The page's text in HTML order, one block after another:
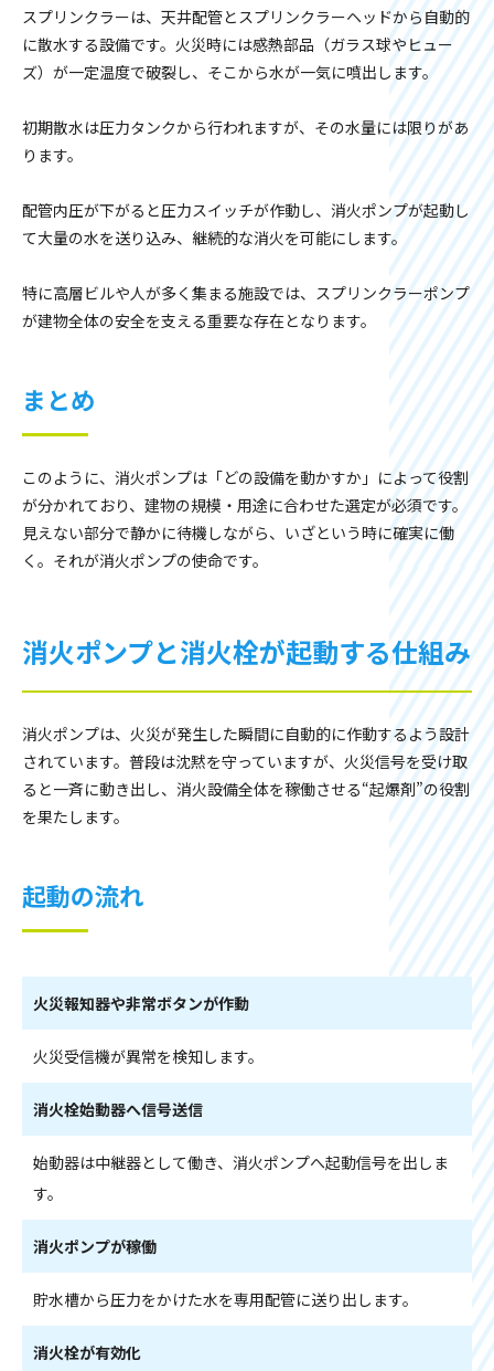
スプリンクラーは、天井配管とスプリンクラーヘッドから自動的
に散水する設備です。火災時には感熱部品（ガラス球やヒュー
ズ）が一定温度で破裂し、そこから水が一気に噴出します。
初期散水は圧力タンクから行われますが、その水量には限りがあ
ります。
配管内圧が下がると圧力スイッチが作動し、消火ポンプが起動し
て大量の水を送り込み、継続的な消火を可能にします。
特に高層ビルや人が多く集まる施設では、スプリンクラーポンプ
が建物全体の安全を支える重要な存在となります。
まとめ
このように、消火ポンプは「どの設備を動かすか」によって役割
が分かれており、建物の規模・用途に合わせた選定が必須です。
見えない部分で静かに待機しながら、いざという時に確実に働
く。それが消火ポンプの使命です。
消火ポンプと消火栓が起動する仕組み
消火ポンプは、火災が発生した瞬間に自動的に作動するよう設計
されています。普段は沈黙を守っていますが、火災信号を受け取
ると一斉に動き出し、消火設備全体を稼働させる“起爆剤”の役割
を果たします。
起動の流れ
火災報知器や非常ボタンが作動
火災受信機が異常を検知します。
消火栓始動器へ信号送信
始動器は中継器として働き、消火ポンプへ起動信号を出しま
す。
消火ポンプが稼働
貯水槽から圧力をかけた水を専用配管に送り出します。
消火栓が有効化